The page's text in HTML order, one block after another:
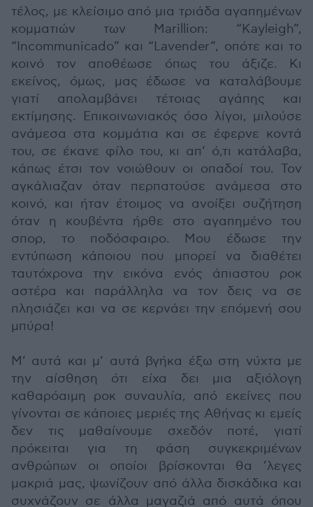
τέλος, με κλείσιμο από μια τριάδα αγαπημένων
κομματιών των Marillion: “Kayleigh”,
“Incommunicado” και “Lavender”, οπότε και το
κοινό τον αποθέωσε όπως του άξιζε. Κι
εκείνος, όμως, μας έδωσε να καταλάβουμε
γιατί απολαμβάνει τέτοιας αγάπης και
εκτίμησης. Επικοινωνιακός όσο λίγοι, μιλούσε
ανάμεσα στα κομμάτια και σε έφερνε κοντά
του, σε έκανε φίλο του, κι απ’ ό,τι κατάλαβα,
κάπως έτσι τον νοιώθουν οι οπαδοί του. Τον
αγκάλιαζαν όταν περπατούσε ανάμεσα στο
κοινό, και ήταν έτοιμος να ανοίξει συζήτηση
όταν η κουβέντα ήρθε στο αγαπημένο του
σπορ, το ποδόσφαιρο. Μου έδωσε την
εντύπωση κάποιου που μπορεί να διαθέτει
ταυτόχρονα την εικόνα ενός άπιαστου ροκ
αστέρα και παράλληλα να τον δεις να σε
πλησιάζει και να σε κερνάει την επόμενή σου
μπύρα!
Μ’ αυτά και μ’ αυτά βγήκα έξω στη νύχτα με
την αίσθηση ότι είχα δει μια αξιόλογη
καθαρόαιμη ροκ συναυλία, από εκείνες που
γίνονται σε κάποιες μεριές της Αθήνας κι εμείς
δεν τις μαθαίνουμε σχεδόν ποτέ, γιατί
πρόκειται για τη φάση συγκεκριμένων
ανθρώπων οι οποίοι βρίσκονται θα ’λεγες
μακριά μας, ψωνίζουν από άλλα δισκάδικα και
συχνάζουν σε άλλα μαγαζιά από αυτά όπου